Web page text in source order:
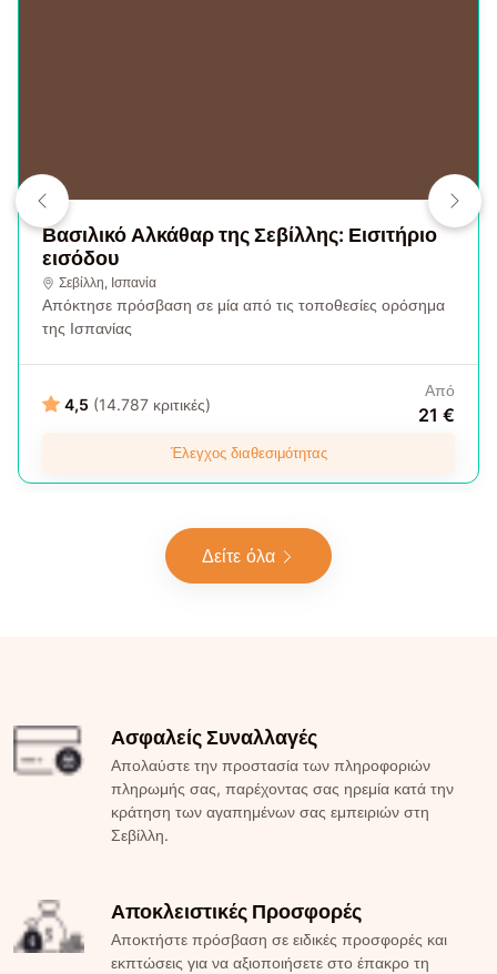
Βασιλικό Αλκάθαρ της Σεβίλλης: Εισιτήριο
εισόδου
Σεβίλλη, Ισπανία
Απόκτησε πρόσβαση σε μία από τις τοποθεσίες ορόσημα
της Ισπανίας
4,5 (14.787 κριτικές)
Από
21 €
Έλεγχος διαθεσιμότητας
Δείτε όλα
Ασφαλείς Συναλλαγές
Απολαύστε την προστασία των πληροφοριών
πληρωμής σας, παρέχοντας σας ηρεμία κατά την
κράτηση των αγαπημένων σας εμπειριών στη
Σεβίλλη.
Αποκλειστικές Προσφορές
Αποκτήστε πρόσβαση σε ειδικές προσφορές και
εκπτώσεις για να αξιοποιήσετε στο έπακρο τη